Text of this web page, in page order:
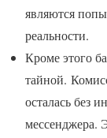
являются
реальности.
Кроме этого
тайной.
осталась без
мессенджера.